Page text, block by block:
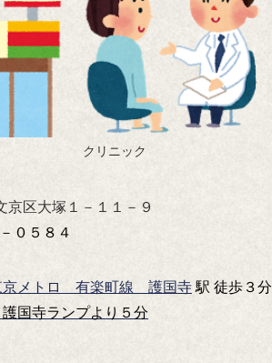
クリニック
区大塚１－１１－９
０５８４
メトロ 有楽町線 護国寺 駅 徒歩３分
国寺ランプより５分